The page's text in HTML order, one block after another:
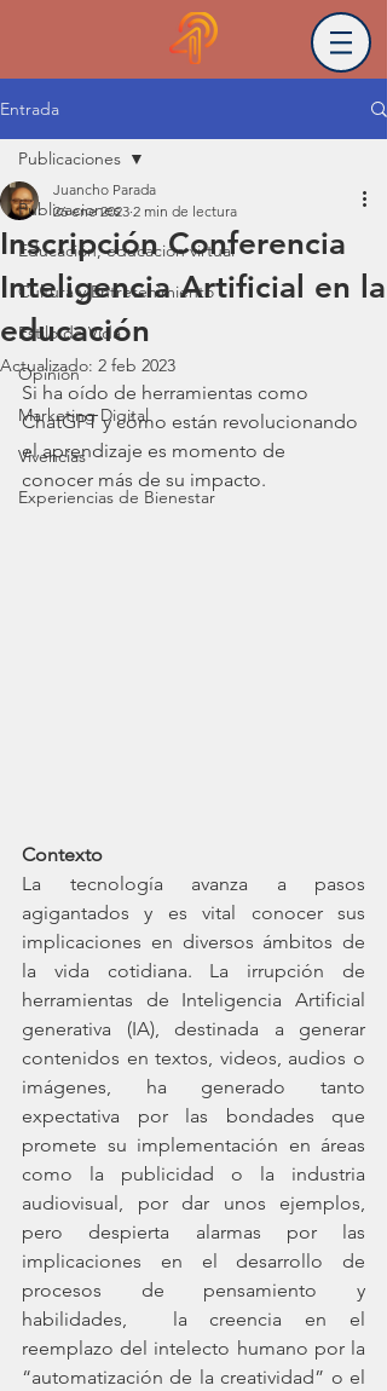
Entrada
Publicaciones
Educación, educación virtual
Cultura y Entretenimiento
Estilo de Vida
Opinión
Marketing Digital
Vivencias
Experiencias de Bienestar
Publicaciones
Inscripción Conferencia
Inteligencia Artificial en la
educación
Juancho Parada
26 ene 2023 2 min de lectura
Actualizado: 2 feb 2023
Si ha oído de herramientas como
ChatGPT y cómo están revolucionando
el aprendizaje es momento de
conocer más de su impacto.
Contexto
La tecnología avanza a pasos
agigantados y es vital conocer sus
implicaciones en diversos ámbitos de
la vida cotidiana. La irrupción de
herramientas de Inteligencia Artificial
generativa (IA), destinada a generar
contenidos en textos, videos, audios o
imágenes, ha generado tanto
expectativa por las bondades que
promete su implementación en áreas
como la publicidad o la industria
audiovisual, por dar unos ejemplos,
pero despierta alarmas por las
implicaciones en el desarrollo de
procesos de pensamiento y
habilidades,  la creencia en el
reemplazo del intelecto humano por la
“automatización de la creatividad” o el